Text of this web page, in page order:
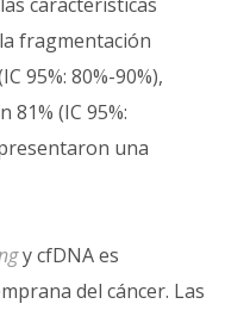
fragmentación
95%: 80%-90%),
(IC 95%:
una
y cfDNA es
del cáncer. Las